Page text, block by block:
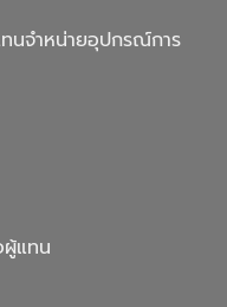
นจำหน่ายอุปกรณ์การ
แทน